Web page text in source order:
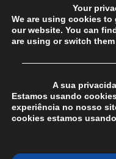
Vida Justa
dezanove
Your
We are using cookies
our website. You can
are using or switch
A sua
Estamos usando
experiência no nosso
cookies estamos